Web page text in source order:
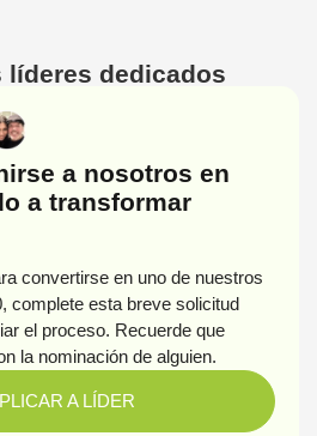
líderes dedicados
a nosotros en
a transformar
convertirse en uno de nuestros
complete esta breve solicitud
el proceso. Recuerde que
la nominación de alguien.
A LÍDER